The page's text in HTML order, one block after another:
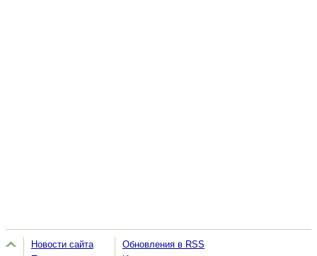
Новости сайта
Обновления в RSS